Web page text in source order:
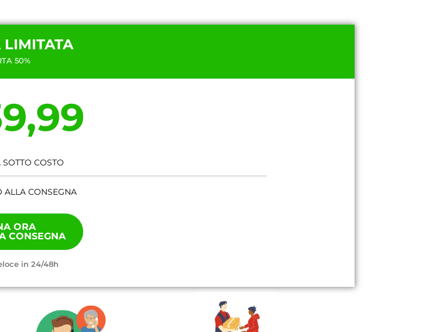
LIMITATA
50%
SOTTO COSTO
ALLA CONSEGNA
ORA
CONSEGNA
in 24/48h